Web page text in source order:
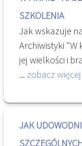
systemie
dnia 18
kancelaryjnej,
wykazów akt
organizacji i
zakładowych,
zakładowe –
SZKOLENIA
Jak wskazuje
Archiwistyki "W
jej wielkości i
są setki
ułatwia
obowiązkiem
prawa.
... zobacz więcej
JAK